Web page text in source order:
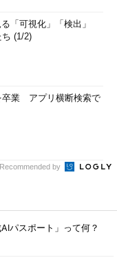
「可視化」「検出」
ち (1/2)
卒業 アプリ横断検索で
Recommended by
パスポート」って何？